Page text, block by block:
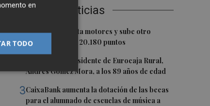
Últimas Noticias
1El Ibex 35 aprieta motores y sube otro
0,62%, hasta los 20.180 puntos
Fallece el expresidente de Eurocaja Rural,
Andrés Gómez Mora, a los 89 años de edad
3CaixaBank aumenta la dotación de las becas
para el alumnado de escuelas de música a
en
TODO